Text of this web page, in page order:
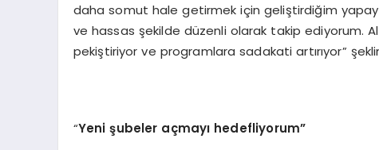
daha somut hale getirmek için geliştirdiğim yapay
ve hassas şekilde düzenli olarak takip ediyorum.
pekiştiriyor ve programlara sadakati artırıyor”
“Yeni şubeler açmayı hedefliyorum”